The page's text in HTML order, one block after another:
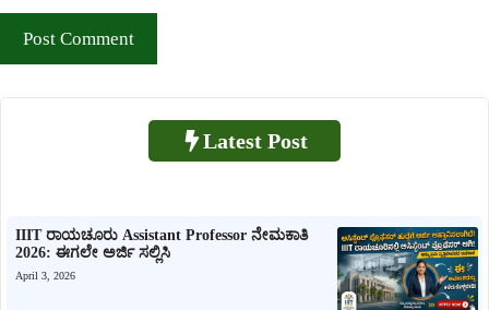
Latest Post
IIIT ರಾಯಚೂರು Assistant Professor ನೇಮಕಾತಿ
2026: ಈಗಲೇ ಅರ್ಜಿ ಸಲ್ಲಿಸಿ
April 3, 2026